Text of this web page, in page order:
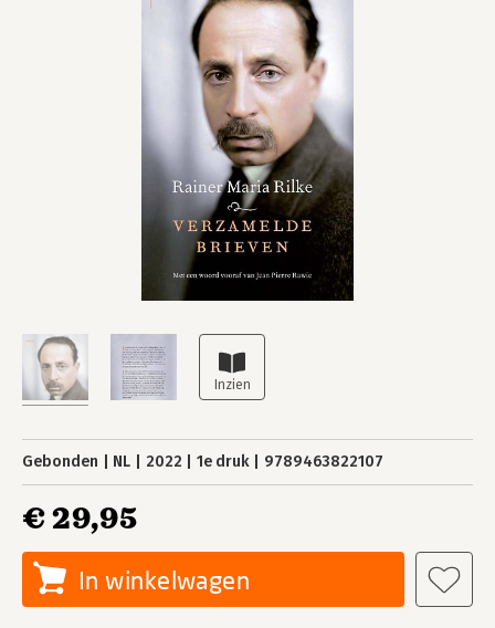
Gebonden NL 2022 1e druk 9789463822107
€ 29,95
In winkelwagen